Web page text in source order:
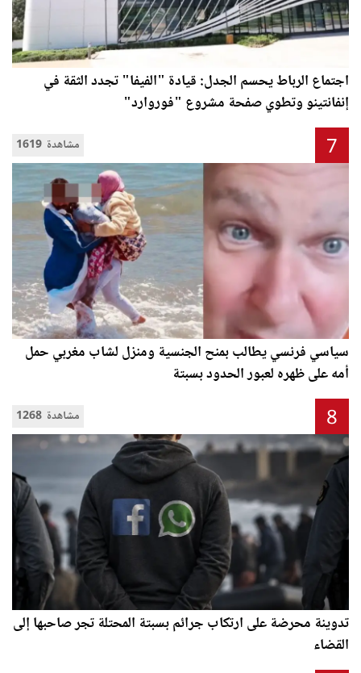
اجتماع الرباط يحسم الجدل: قيادة "الفيفا" تجدد الثقة في
إنفانتينو وتطوي صفحة مشروع "فوروارد"
1619 مشاهدة 7
سياسي فرنسي يطالب بمنح الجنسية ومنزل لشاب مغربي حمل
أمه على ظهره لعبور الحدود بسبتة
1268 مشاهدة 8
تدوينة محرضة على ارتكاب جرائم بسبتة المحتلة تجر صاحبها إلى
القضاء